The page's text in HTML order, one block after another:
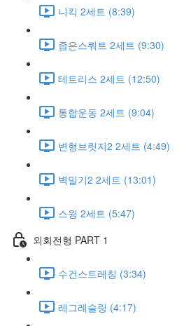
니킥 2세트 (8:39)
좁은스쿼트 2세트 (9:30)
테트리스 2세트 (12:50)
통합운동 2세트 (9:04)
변형브릿지2 2세트 (4:49)
벽밀기2 2세트 (13:01)
스윙 2세트 (5:47)
외회전형 PART 1
수건스트레칭 (3:34)
레그레슬링 (4:17)